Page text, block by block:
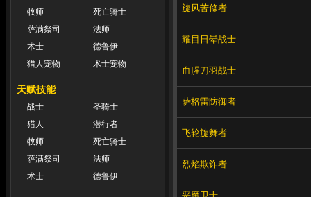
牧师
死亡骑士
萨满祭司
法师
术士
德鲁伊
猎人宠物
术士宠物
天赋技能
战士
圣骑士
猎人
潜行者
牧师
死亡骑士
萨满祭司
法师
术士
德鲁伊
旋风苦修者
耀目日晕战士
血腥刀羽战士
萨格雷防御者
飞轮旋舞者
烈焰欺诈者